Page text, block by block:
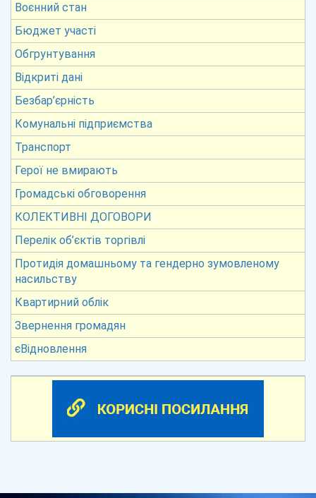
Воєнний стан
Бюджет участі
Обгрунтування
Відкриті дані
Безбар’єрність
Комунальні підприємства
Транспорт
Герої не вмирають
Громадські обговорення
КОЛЕКТИВНІ ДОГОВОРИ
Перелік об’єктів торгівлі
Протидія домашньому та гендерно зумовленому
насильству
Квартирний облік
Звернення громадян
єВідновлення